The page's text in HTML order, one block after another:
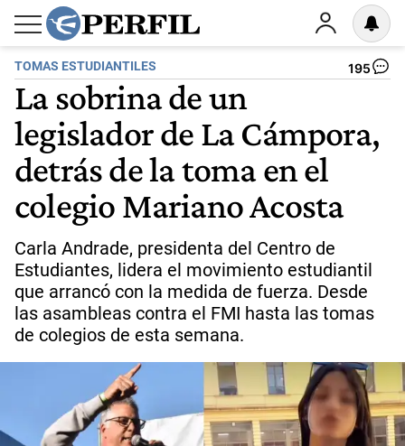
TOMAS ESTUDIANTILES 195
La sobrina de un
legislador de La Cámpora,
detrás de la toma en el
colegio Mariano Acosta
Carla Andrade, presidenta del Centro de
Estudiantes, lidera el movimiento estudiantil
que arrancó con la medida de fuerza. Desde
las asambleas contra el FMI hasta las tomas
de colegios de esta semana.